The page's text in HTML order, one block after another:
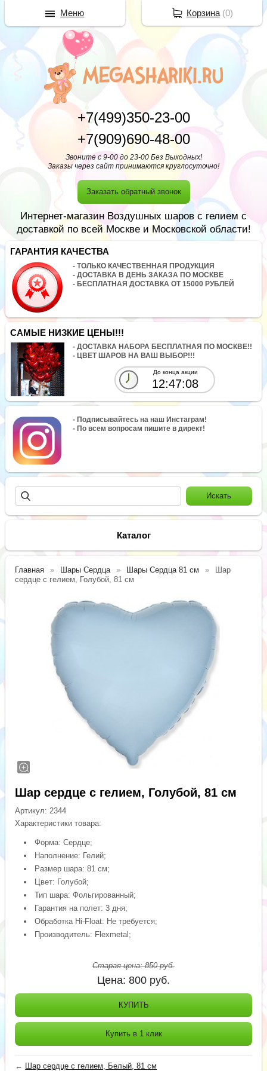
+7(499)350-23-00
+7(909)690-48-00
Звоните с 9-00 до 23-00 Без Выходных!
Заказы через сайт принимаются круглосуточно!
Заказать обратный звонок
Интернет-магазин Воздушных шаров с гелием с
доставкой по всей Москве и Московской области!
ГАРАНТИЯ КАЧЕСТВА
- ТОЛЬКО КАЧЕСТВЕННАЯ ПРОДУКЦИЯ
- ДОСТАВКА В ДЕНЬ ЗАКАЗА ПО МОСКВЕ
- БЕСПЛАТНАЯ ДОСТАВКА ОТ 15000 РУБЛЕЙ
САМЫЕ НИЗКИЕ ЦЕНЫ!!!
- ДОСТАВКА НАБОРА БЕСПЛАТНАЯ ПО МОСКВЕ!!
- ЦВЕТ ШАРОВ НА ВАШ ВЫБОР!!!
До конца акции
12:47:08
- Подписывайтесь на наш Инстаграм!
- По всем вопросам пишите в директ!
Каталог
Главная Шары Сердца Шары Сердца 81 см
Шар
сердце с гелием, Голубой, 81 см
Шар сердце с гелием, Голубой, 81 см
Артикул: 2344
Характеристики товара:
Форма: Сердце;
Наполнение: Гелий;
Размер шара: 81 см;
Цвет: Голубой;
Тип шара: Фольгированный;
Гарантия на полет: 3 дня;
Обработка Hi-Float: Не требуется;
Производитель: Flexmetal;
Старая цена:850руб.
Цена: 800 руб.
КУПИТЬ
Купить в 1 клик
← Шар сердце с гелием, Белый, 81 см
Корзина(0)
Меню